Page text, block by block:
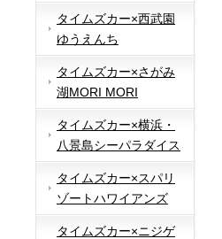
タイムズカー×西武園
ゆうえんち
タイムズカー×さがみ
湖MORI MORI
タイムズカー×横浜・
八景島シーパラダイス
タイムズカー×スパリ
ゾートハワイアンズ
タイムズカー×ニジゲ